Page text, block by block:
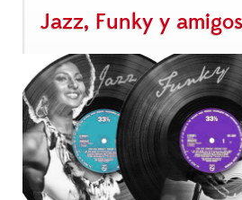
Jazz, Funky y amigos